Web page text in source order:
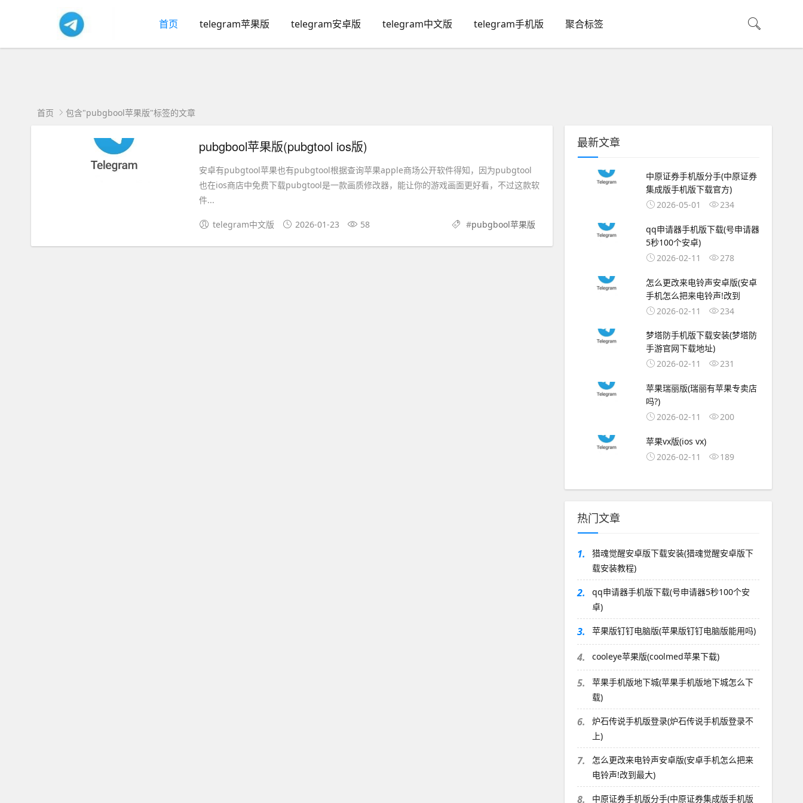
首页 telegram苹果版 telegram安卓版 telegram中文版 telegram手机版 聚合标签
首页 包含"pubgbool苹果版"标签的文章
pubgbool苹果版(pubgtool ios版)
安卓有pubgtool苹果也有pubgtool根据查询苹果apple商场公开软件得知，因为pubgtool
也在ios商店中免费下载pubgtool是一款画质修改器，能让你的游戏画面更好看，不过这款软
件...
telegram中文版 2026-01-23 58 #pubgbool苹果版
最新文章
中原证券手机版分手(中原证券
集成版手机版下载官方)
2026-05-01
234
qq申请器手机版下载(号申请器
5秒100个安卓)
2026-02-11
278
怎么更改来电铃声安卓版(安卓
手机怎么把来电铃声!改到
2026-02-11
234
梦塔防手机版下载安装(梦塔防
手游官网下载地址)
2026-02-11
231
苹果瑞丽版(瑞丽有苹果专卖店
吗?)
2026-02-11
200
苹果vx版(ios vx)
2026-02-11
189
热门文章
1.
猎魂觉醒安卓版下载安装(猎魂觉醒安卓版下
载安装教程)
2.
qq申请器手机版下载(号申请器5秒100个安
卓)
3. 苹果版钉钉电脑版(苹果版钉钉电脑版能用吗)
4. cooleye苹果版(coolmed苹果下载)
5.
苹果手机版地下城(苹果手机版地下城怎么下
载)
6.
炉石传说手机版登录(炉石传说手机版登录不
上)
7.
怎么更改来电铃声安卓版(安卓手机怎么把来
电铃声!改到最大)
8. 中原证券手机版分手(中原证券集成版手机版